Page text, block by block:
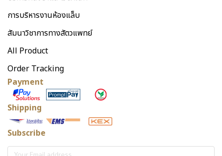
การบริหารงานห้องแล็บ
สัมนาวิชาการทางสัตวแพทย์
All Product
Order Tracking
Payment
Shipping
Subscribe